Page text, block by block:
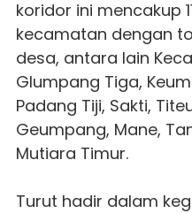
koridor ini mencakup
kecamatan dengan
desa, antara lain
Glumpang Tiga,
Padang Tiji, Sakti,
Geumpang, Mane,
Mutiara Timur.
Turut hadir dalam